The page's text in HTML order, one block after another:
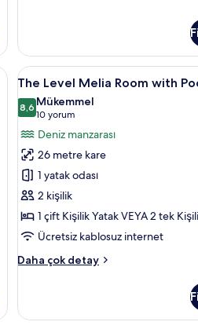
fazla
detay
kasa, masa
The
Level
Melia
Room
with
Pool
Access
Adults
Only
için
tüm
The
6
The Level Melia Room with
8,68,6 / 10
Mükemmel
10 yorum
(10
yorum)
Deniz manzarası
26 metre kare
1 yatak odası
2 kişilik
1 çift Kişilik Yatak VEYA 2 tek
Ücretsiz kablosuz internet
Daha çok detay
The
with